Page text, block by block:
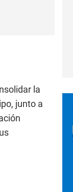
la
junto a